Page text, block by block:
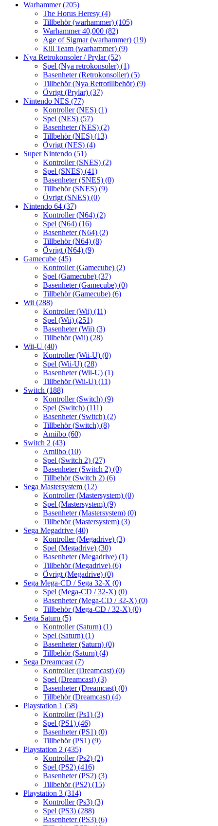
Warhammer(205)
The Horus Heresy (4)
Tillbehör (warhammer) (105)
Warhammer 40,000 (82)
Age of Sigmar (warhammer) (19)
Kill Team (warhammer) (9)
Nya Retrokonsoler / Prylar(52)
Spel (Nya retrokonsoler) (1)
Basenheter (Retrokonsoller) (5)
Tillbehör (Nya Retrotillbehör) (9)
Övrigt (Prylar) (37)
Nintendo NES (77)
Kontroller (NES) (1)
Spel (NES) (57)
Basenheter (NES) (2)
Tillbehör (NES) (13)
Övrigt (NES) (4)
Super Nintendo (51)
Kontroller (SNES) (2)
Spel (SNES) (41)
Basenheter (SNES) (0)
Tillbehör (SNES) (9)
Övrigt (SNES) (0)
Nintendo 64 (37)
Kontroller (N64) (2)
Spel (N64) (16)
Basenheter (N64) (2)
Tillbehör (N64) (8)
Övrigt (N64) (9)
Gamecube (45)
Kontroller (Gamecube) (2)
Spel (Gamecube) (37)
Basenheter (Gamecube) (0)
Tillbehör (Gamecube) (6)
Wii (288)
Kontroller (Wii) (11)
Spel (Wii) (251)
Basenheter (Wii) (3)
Tillbehör (Wii) (28)
Wii-U (40)
Kontroller (Wii-U) (0)
Spel (Wii-U) (28)
Basenheter (Wii-U) (1)
Tillbehör (Wii-U) (11)
Switch (188)
Kontroller (Switch) (9)
Spel (Switch) (111)
Basenheter (Switch) (2)
Tillbehör (Switch) (8)
Amiibo (60)
Switch 2 (43)
Amiibo (10)
Spel (Switch 2) (27)
Basenheter (Switch 2) (0)
Tillbehör (Switch 2) (6)
Sega Mastersystem (12)
Kontroller (Mastersystem) (0)
Spel (Mastersystem) (9)
Basenheter (Mastersystem) (0)
Tillbehör (Mastersystem) (3)
Sega Megadrive (40)
Kontroller (Megadrive) (3)
Spel (Megadrive) (30)
Basenheter (Megadrive) (1)
Tillbehör (Megadrive) (6)
Övrigt (Megadrive) (0)
Sega Mega-CD / Sega 32-X (0)
Spel (Mega-CD / 32-X) (0)
Basenheter (Mega-CD / 32-X) (0)
Tillbehör (Mega-CD / 32-X) (0)
Sega Saturn (5)
Kontroller (Saturn) (1)
Spel (Saturn) (1)
Basenheter (Saturn) (0)
Tillbehör (Saturn) (4)
Sega Dreamcast (7)
Kontroller (Dreamcast) (0)
Spel (Dreamcast) (3)
Basenheter (Dreamcast) (0)
Tillbehör (Dreamcast) (4)
Playstation 1 (58)
Kontroller (Ps1) (3)
Spel (PS1) (46)
Basenheter (PS1) (0)
Tillbehör (PS1) (9)
Playstation 2 (435)
Kontroller (Ps2) (2)
Spel (PS2) (416)
Basenheter (PS2) (3)
Tillbehör (PS2) (15)
Playstation 3 (314)
Kontroller (Ps3) (3)
Spel (PS3) (288)
Basenheter (PS3) (6)